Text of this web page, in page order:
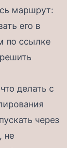
маршрут:
его в
по ссылке
делать с
через
не